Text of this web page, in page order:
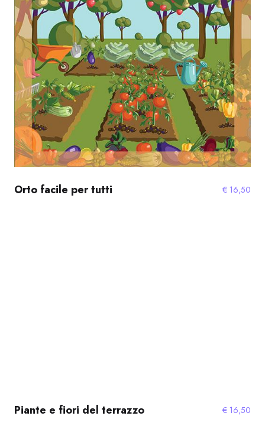
Orto facile per tutti € 16,50
Piante e fiori del terrazzo € 16,50